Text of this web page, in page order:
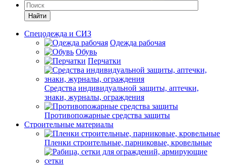
Найти
Спецодежда и СИЗ
Одежда рабочая
Обувь
Перчатки
Средства индивидуальной защиты, аптечки,
знаки, журналы, ограждения
Противопожарные средства защиты
Строительные материалы
Пленки строительные, парниковые, кровельные